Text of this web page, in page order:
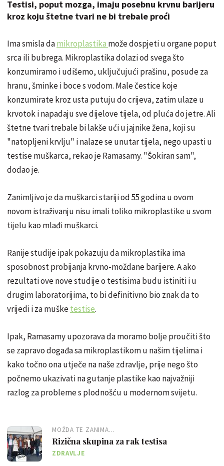
Testisi, poput mozga, imaju posebnu krvnu barijeru
kroz koju štetne tvari ne bi trebale proći
Ima smisla damikroplastika može dospjeti u organe poput
srca ili bubrega. Mikroplastika dolazi od svega što
konzumiramo i udišemo, uključujući prašinu, posude za
hranu, šminke i boce s vodom. Male čestice koje
konzumirate kroz usta putuju do crijeva, zatim ulaze u
krvotok i napadaju sve dijelove tijela, od pluća do jetre. Ali
štetne tvari trebale bi lakše ući u jajnike žena, koji su
"natopljeni krvlju" i nalaze se unutar tijela, nego upasti u
testise muškarca, rekao je Ramasamy. "Šokiran sam",
dodao je.
Zanimljivo je da muškarci stariji od 55 godina u ovom
novom istraživanju nisu imali toliko mikroplastike u svom
tijelu kao mlađi muškarci.
Ranije studije ipak pokazuju da mikroplastika ima
sposobnost probijanja krvno-moždane barijere. A ako
rezultati ove nove studije o testisima budu istiniti i u
drugim laboratorijima, to bi definitivno bio znak da to
vrijedi i za mušketestise.
Ipak, Ramasamy upozorava da moramo bolje proučiti što
se zapravo događa sa mikroplastikom u našim tijelima i
kako točno ona utječe na naše zdravlje, prije nego što
počnemo ukazivati ​​na gutanje plastike kao najvažniji
razlog za probleme s plodnošću u modernom svijetu.
MOŽDA TE ZANIMA...
Rizična skupina za rak testisa
ZDRAVLJE